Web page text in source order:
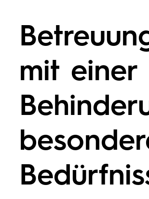
mit einer